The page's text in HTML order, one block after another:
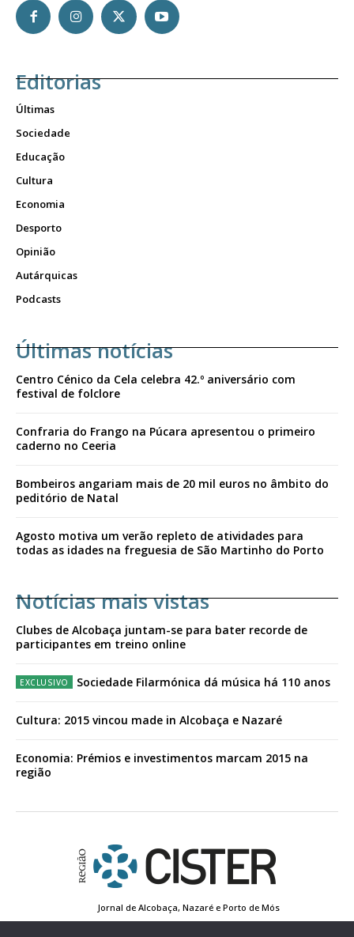
Editorias
Últimas
Sociedade
Educação
Cultura
Economia
Desporto
Opinião
Autárquicas
Podcasts
Últimas notícias
Centro Cénico da Cela celebra 42.º aniversário com
festival de folclore
Confraria do Frango na Púcara apresentou o primeiro
caderno no Ceeria
Bombeiros angariam mais de 20 mil euros no âmbito do
peditório de Natal
Agosto motiva um verão repleto de atividades para
todas as idades na freguesia de São Martinho do Porto
Notícias mais vistas
Clubes de Alcobaça juntam-se para bater recorde de
participantes em treino online
Sociedade Filarmónica dá música há 110 anos
Cultura: 2015 vincou made in Alcobaça e Nazaré
Economia: Prémios e investimentos marcam 2015 na
região
Jornal de Alcobaça, Nazaré e Porto de Mós